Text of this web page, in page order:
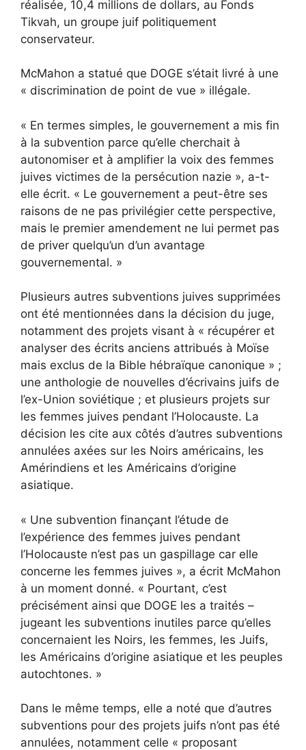
réalisée, 10,4 millions de dollars, au Fonds
Tikvah, un groupe juif politiquement
conservateur.
McMahon a statué que DOGE s’était livré à une
« discrimination de point de vue » illégale.
« En termes simples, le gouvernement a mis fin
à la subvention parce qu’elle cherchait à
autonomiser et à amplifier la voix des femmes
juives victimes de la persécution nazie », a-t-
elle écrit. « Le gouvernement a peut-être ses
raisons de ne pas privilégier cette perspective,
mais le premier amendement ne lui permet pas
de priver quelqu’un d’un avantage
gouvernemental. »
Plusieurs autres subventions juives supprimées
ont été mentionnées dans la décision du juge,
notamment des projets visant à « récupérer et
analyser des écrits anciens attribués à Moïse
mais exclus de la Bible hébraïque canonique » ;
une anthologie de nouvelles d’écrivains juifs de
l’ex-Union soviétique ; et plusieurs projets sur
les femmes juives pendant l’Holocauste. La
décision les cite aux côtés d’autres subventions
annulées axées sur les Noirs américains, les
Amérindiens et les Américains d’origine
asiatique.
« Une subvention finançant l’étude de
l’expérience des femmes juives pendant
l’Holocauste n’est pas un gaspillage car elle
concerne les femmes juives », a écrit McMahon
à un moment donné. « Pourtant, c’est
précisément ainsi que DOGE les a traités –
jugeant les subventions inutiles parce qu’elles
concernaient les Noirs, les femmes, les Juifs,
les Américains d’origine asiatique et les peuples
autochtones. »
Dans le même temps, elle a noté que d’autres
subventions pour des projets juifs n’ont pas été
annulées, notamment celle « proposant